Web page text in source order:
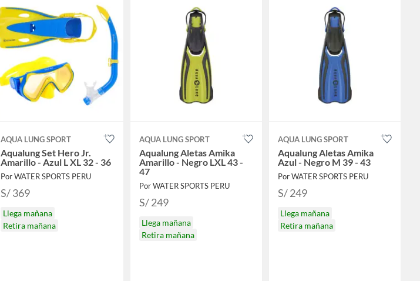
AQUA LUNG SPORT
Aqualung Set Hero Jr.
Amarillo - Azul L XL 32 - 36
Por WATER SPORTS PERU
S/ 369
Llega mañana
Retira mañana
AQUA LUNG SPORT
Aqualung Aletas Amika
Amarillo - Negro LXL 43 -
47
Por WATER SPORTS PERU
S/ 249
Llega mañana
Retira mañana
AQUA LUNG SPORT
Aqualung Aletas Amika
Azul - Negro M 39 - 43
Por WATER SPORTS PERU
S/ 249
Llega mañana
Retira mañana